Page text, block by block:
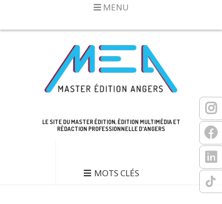
MENU
LE SITE DU MASTER ÉDITION, ÉDITION MULTIMÉDIA ET
RÉDACTION PROFESSIONNELLE D'ANGERS
MOTS CLÉS